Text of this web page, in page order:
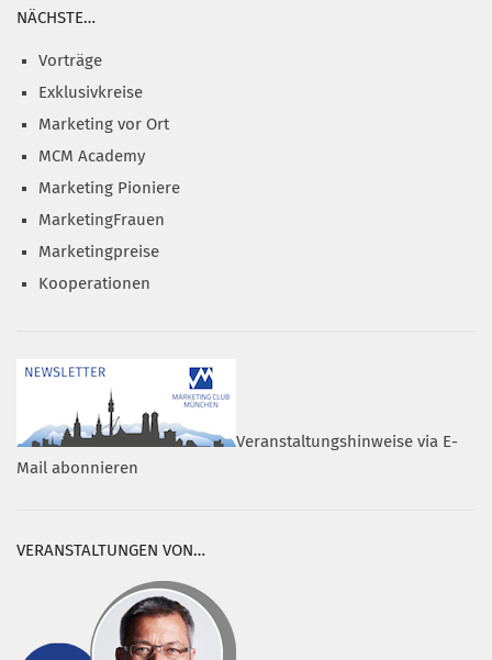
NÄCHSTE…
Vorträge
Exklusivkreise
Marketing vor Ort
MCM Academy
Marketing Pioniere
MarketingFrauen
Marketingpreise
Kooperationen
Veranstaltungshinweise via E-
Mail abonnieren
VERANSTALTUNGEN VON…